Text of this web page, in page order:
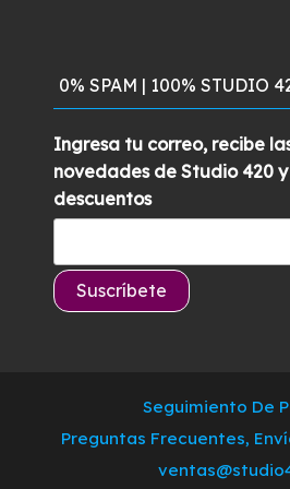
0% SPAM | 100% STUDIO
Ingresa tu correo, recibe
novedades de Studio 420
descuentos
Seguimiento De
Preguntas Frecuentes,